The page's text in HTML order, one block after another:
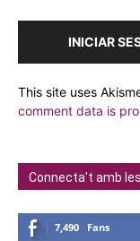
INICIAR
This site uses
comment data is
Connecta't amb
7,490 Fans